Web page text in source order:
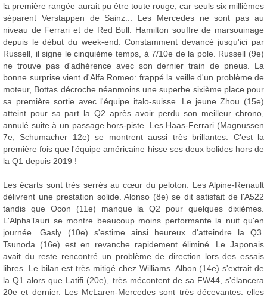
la première rangée aurait pu être toute rouge, car seuls six millièmes
séparent Verstappen de Sainz... Les Mercedes ne sont pas au
niveau de Ferrari et de Red Bull. Hamilton souffre de marsouinage
depuis le début du week-end. Constamment devancé jusqu'ici par
Russell, il signe le cinquième temps, à 7/10e de la pole. Russell (9e)
ne trouve pas d'adhérence avec son dernier train de pneus. La
bonne surprise vient d'Alfa Romeo: frappé la veille d'un problème de
moteur, Bottas décroche néanmoins une superbe sixième place pour
sa première sortie avec l'équipe italo-suisse. Le jeune Zhou (15e)
atteint pour sa part la Q2 après avoir perdu son meilleur chrono,
annulé suite à un passage hors-piste. Les Haas-Ferrari (Magnussen
7e, Schumacher 12e) se montrent aussi très brillantes. C'est la
première fois que l'équipe américaine hisse ses deux bolides hors de
la Q1 depuis 2019 !
Les écarts sont très serrés au cœur du peloton. Les Alpine-Renault
délivrent une prestation solide. Alonso (8e) se dit satisfait de l'A522
tandis que Ocon (11e) manque la Q2 pour quelques dixièmes.
L'AlphaTauri se montre beaucoup moins performante la nuit qu'en
journée. Gasly (10e) s'estime ainsi heureux d'atteindre la Q3.
Tsunoda (16e) est en revanche rapidement éliminé. Le Japonais
avait du reste rencontré un problème de direction lors des essais
libres. Le bilan est très mitigé chez Williams. Albon (14e) s'extrait de
la Q1 alors que Latifi (20e), très mécontent de sa FW44, s'élancera
20e et dernier. Les McLaren-Mercedes sont très décevantes: elles